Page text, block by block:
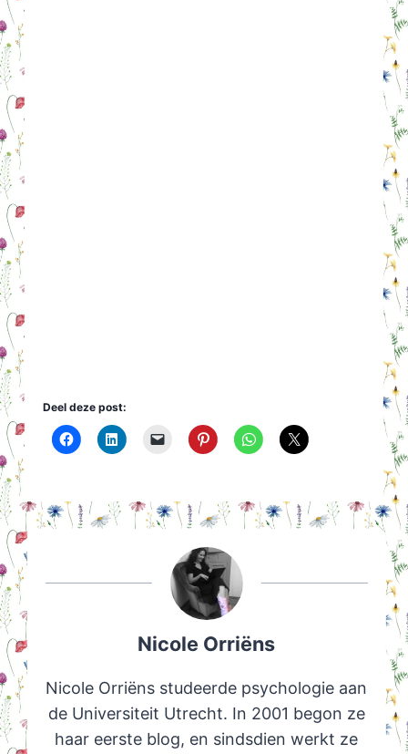
Deel deze post:
Nicole Orriëns
Nicole Orriëns studeerde psychologie aan
de Universiteit Utrecht. In 2001 begon ze
haar eerste blog, en sindsdien werkt ze